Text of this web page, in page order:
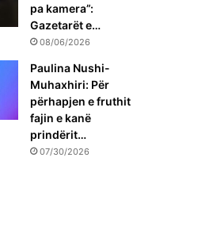
pa kamera”:
Gazetarët e…
08/06/2026
Paulina Nushi-
Muhaxhiri: Për
përhapjen e fruthit
fajin e kanë
prindërit…
07/30/2026